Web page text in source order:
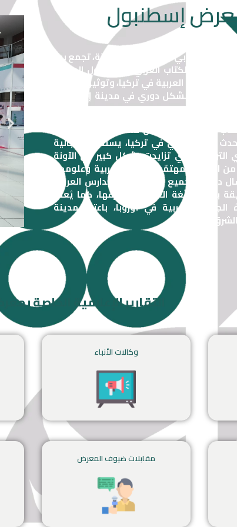
إسطنبول
العربي أكبر تظاهرة ثقافيّة، تجمع بين
دولي للكتاب العربي خارج الدّول العربيّة.
اللغة العربية في تركيا، وتوثيق الصِّلات
ويقام سنويًا بشكل دوري في مدينة إسطنبول
العربي هو معرض معتمد من قبل اتحاد
حدث ثقافي عربي في تركيا، يستقطب الجالية
التركية والتي تزايدت بشكل كبير في الآونة
الأتراك المهتمّين باللّغة العربية وعلومها،
دعوات لجميع الجامعات والمدارس العربية
بعلوم اللّغة العربية ومعارفها، كما يُعتبر
العربية في أوروبا، باعتبار مدينة
والغرب.
التقارير الإعلامية الخاصة
وكالات الأنباء
مقابلات ضيوف المعرض